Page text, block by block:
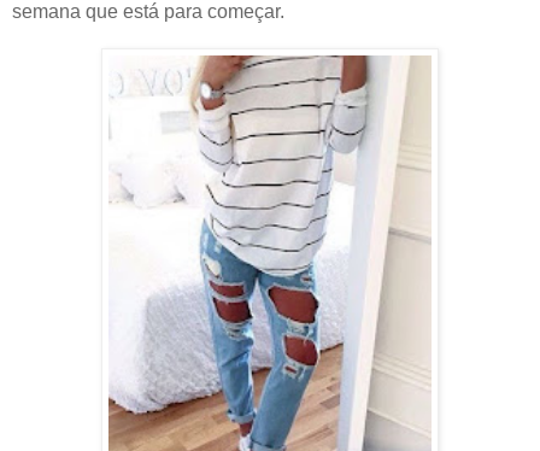
semana que está para começar.